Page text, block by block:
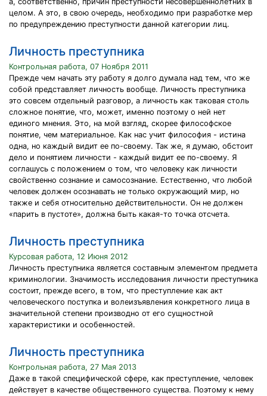
целом. А это, в свою очередь, необходимо при разработке мер
по предупреждению преступности данной категории лиц.
Личность преступника
Контрольная работа, 07 Ноября 2011
Прежде чем начать эту работу я долго думала над тем, что же
собой представляет личность вообще. Личность преступника
это совсем отдельный разговор, а личность как таковая столь
сложное понятие, что, может, именно поэтому о ней нет
единого мнения. Это, на мой взгляд, скорее философское
понятие, чем материальное. Как нас учит философия - истина
одна, но каждый видит ее по-своему. Так же, я думаю, обстоит
дело и понятием личности - каждый видит ее по-своему. Я
соглашусь с положением о том, что человеку как личности
свойственно сознание и самосознание. Естественно, что любой
человек должен осознавать не только окружающий мир, но
также и себя относительно действительности. Он не должен
«парить в пустоте», должна быть какая-то точка отсчета.
Личность преступника
Курсовая работа, 12 Июня 2012
Личность преступника является составным элементом предмета
криминологии. Значимость исследования личности преступника
состоит, прежде всего, в том, что преступление как акт
человеческого поступка и волеизъявления конкретного лица в
значительной степени производно от его сущностной
характеристики и особенностей.
Личность преступника
Контрольная работа, 27 Мая 2013
Даже в такой специфической сфере, как преступление, человек
действует в качестве общественного существа. Поэтому к нему